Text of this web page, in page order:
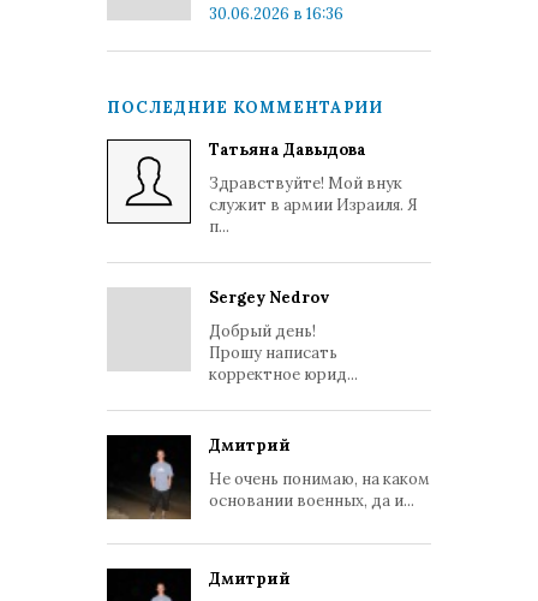
30.06.2026 в 16:36
ПОСЛЕДНИЕ КОММЕНТАРИИ
Татьяна Давыдова
Здравствуйте! Мой внук
служит в армии Израиля. Я
п...
Sergey Nedrov
Добрый день!
Прошу написать
корректное юрид...
Дмитрий
Не очень понимаю, на каком
основании военных, да и...
Дмитрий